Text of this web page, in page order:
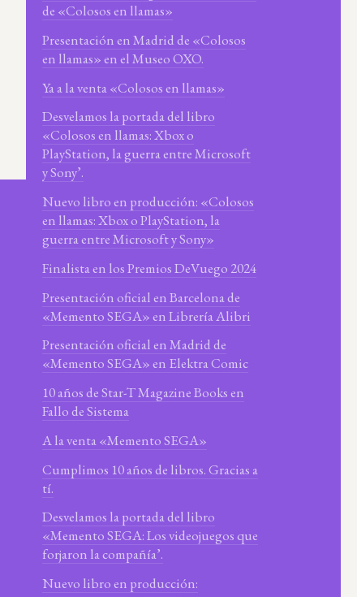
de «Colosos en llamas»
Presentación en Madrid de «Colosos
en llamas» en el Museo OXO.
Ya a la venta «Colosos en llamas»
Desvelamos la portada del libro
«Colosos en llamas: Xbox o
PlayStation, la guerra entre Microsoft
y Sony’.
Nuevo libro en producción: «Colosos
en llamas: Xbox o PlayStation, la
guerra entre Microsoft y Sony»
Finalista en los Premios DeVuego 2024
Presentación oficial en Barcelona de
«Memento SEGA» en Librería Alibri
Presentación oficial en Madrid de
«Memento SEGA» en Elektra Comic
10 años de Star-T Magazine Books en
Fallo de Sistema
A la venta «Memento SEGA»
Cumplimos 10 años de libros. Gracias a
tí.
Desvelamos la portada del libro
«Memento SEGA: Los videojuegos que
forjaron la compañía’.
Nuevo libro en producción: